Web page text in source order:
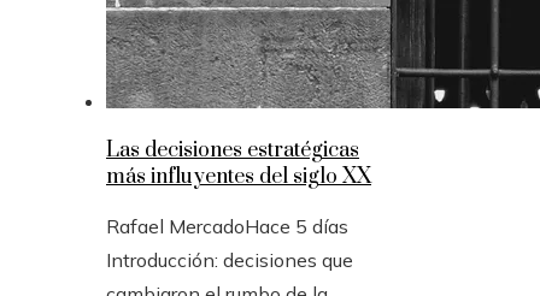
Las decisiones estratégicas
más influyentes del siglo XX
Rafael MercadoHace 5 días
Introducción: decisiones que